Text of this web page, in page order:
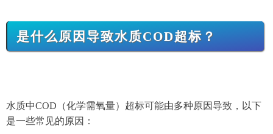
是什么原因导致水质COD超标？
水质中COD（化学需氧量）超标可能由多种原因导致，以下
是一些常见的原因：